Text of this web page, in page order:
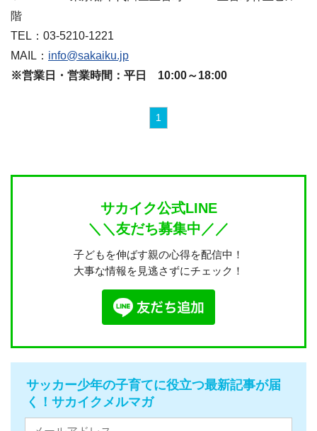
階
TEL：03-5210-1221
MAIL： info@sakaiku.jp
※営業日・営業時間：平日 10:00～18:00
1
サカイク公式LINE
＼＼友だち募集中／／
子どもを伸ばす親の心得を配信中！
大事な情報を見逃さずにチェック！
サッカー少年の子育てに役立つ最新記事が届
く！サカイクメルマガ